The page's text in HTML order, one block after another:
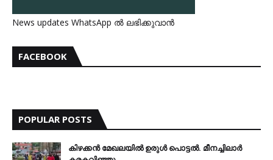
News updates WhatsApp ൽ ലഭിക്കുവാൻ
FACEBOOK
POPULAR POSTS
കിഴക്കന്‍ മേഖലയില്‍ ഉരുള്‍ പൊട്ടല്‍. മീനച്ചിലാര്‍